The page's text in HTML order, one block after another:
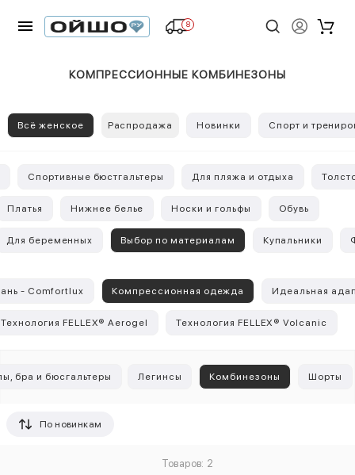
8
КОМПРЕССИОННЫЕ КОМБИНЕЗОНЫ
Всё женское Распродажа Новинки Спорт и
Спортивные бюстгальтеры Для пляжа и отдыха
Платья Нижнее белье Носки и гольфы Обувь
Для беременных Выбор по материалам Купальники
- Comfortlux Компрессионная одежда Идеальная
Технология FELLEX® Aerogel Технология FELLEX® Volcanic
бра и бюсгальтеры Легинсы Комбинезоны Шорты
По новинкам
Товаров: 2